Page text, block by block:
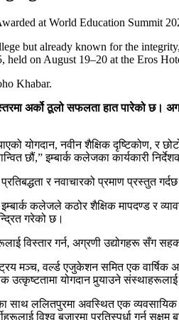
but already known for the
held on August 19–20 at the Eros
Khabar.
अर्को ठूलो सफलता हात पारेको छ।
योगदान, नवीन शैक्षिक दृष्टिकोण, र
छौं,” इम्बार्क कलेजका कार्यकारी
र नवाचारको प्रमाण प्रस्तुत
इम्बार्क कलेजले कठोर शैक्षिक मापदण्ड र
गरेको छ।
विस्तार गर्न, अग्रणी उद्योगहरू सँग
मञ्च, वर्ल्ड एजुकेशन समित एक वार्षिक
योगदान पुर्‍याउने संस्थाहरूलाई
साथ ललितपुरमा अवस्थित एक
विश्व बजारमा प्रतिस्पर्धा गर्न सक्षम